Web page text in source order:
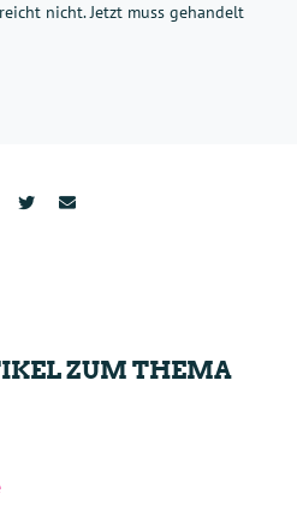
nicht. Jetzt muss gehandelt
ZUM THEMA